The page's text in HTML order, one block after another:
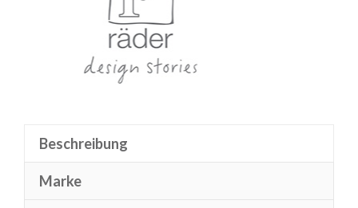
Beschreibung
Marke